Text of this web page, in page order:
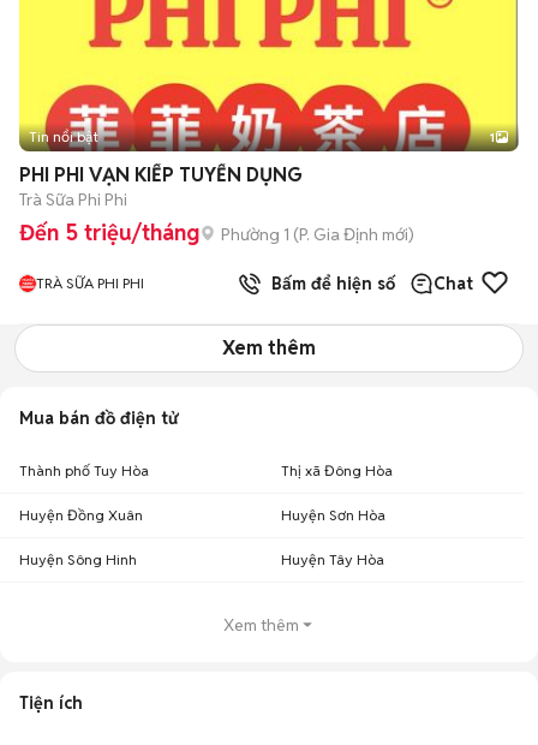
Tin nổi bật 1
PHI PHI VẠN KIẾP TUYỂN DỤNG
Trà Sữa Phi Phi
Đến 5 triệu/tháng Phường 1 (P. Gia Định mới)
TRÀ SỮA PHI PHI Bấm để hiện số Chat
Xem thêm
Mua bán đồ điện tử
Thành phố Tuy Hòa Thị xã Đông Hòa
Huyện Đồng Xuân Huyện Sơn Hòa
Huyện Sông Hinh Huyện Tây Hòa
Xem thêm
Tiện ích